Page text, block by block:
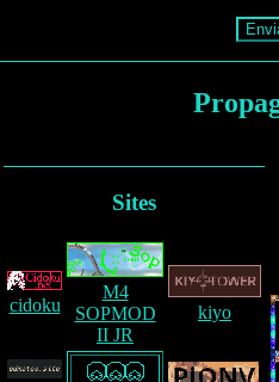
Sites
cidoku
M4
SOPMOD
II JR
kiyo